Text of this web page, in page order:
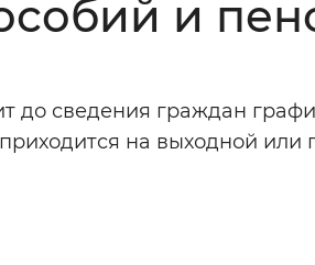
Инверсивный
и
сведения граждан
на выходной или